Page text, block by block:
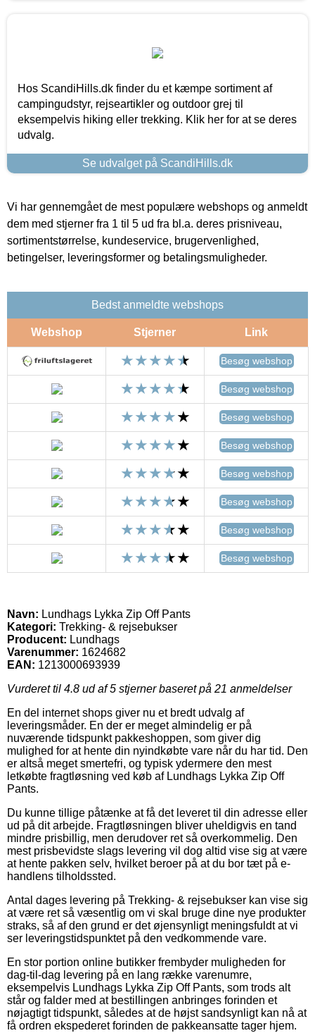
Hos ScandiHills.dk finder du et kæmpe sortiment af
campingudstyr, rejseartikler og outdoor grej til
eksempelvis hiking eller trekking. Klik her for at se deres
udvalg.
Se udvalget på ScandiHills.dk
Vi har gennemgået de mest populære webshops og anmeldt
dem med stjerner fra 1 til 5 ud fra bl.a. deres prisniveau,
sortimentstørrelse, kundeservice, brugervenlighed,
betingelser, leveringsformer og betalingsmuligheder.
Bedst anmeldte webshops
Webshop Stjerner Link
Besøg webshop
Besøg webshop
Besøg webshop
Besøg webshop
Besøg webshop
Besøg webshop
Besøg webshop
Besøg webshop
Navn: Lundhags Lykka Zip Off Pants
Kategori: Trekking- & rejsebukser
Producent: Lundhags
Varenummer: 1624682
EAN: 1213000693939
Vurderet til 4.8 ud af 5 stjerner baseret på 21 anmeldelser
En del internet shops giver nu et bredt udvalg af
leveringsmåder. En der er meget almindelig er på
nuværende tidspunkt pakkeshoppen, som giver dig
mulighed for at hente din nyindkøbte vare når du har tid. Den
er altså meget smertefri, og typisk ydermere den mest
letkøbte fragtløsning ved køb af Lundhags Lykka Zip Off
Pants.
Du kunne tillige påtænke at få det leveret til din adresse eller
ud på dit arbejde. Fragtløsningen bliver uheldigvis en tand
mindre prisbillig, men derudover ret så overkommelig. Den
mest prisbevidste slags levering vil dog altid vise sig at være
at hente pakken selv, hvilket beroer på at du bor tæt på e-
handlens tilholdssted.
Antal dages levering på Trekking- & rejsebukser kan vise sig
at være ret så væsentlig om vi skal bruge dine nye produkter
straks, så af den grund er det øjensynligt meningsfuldt at vi
ser leveringstidspunktet på den vedkommende vare.
En stor portion online butikker frembyder muligheden for
dag-til-dag levering på en lang række varenumre,
eksempelvis Lundhags Lykka Zip Off Pants, som trods alt
står og falder med at bestillingen anbringes forinden et
nøjagtigt tidspunkt, således at de højst sandsynligt kan nå at
få ordren ekspederet forinden de pakkeansatte tager hjem.